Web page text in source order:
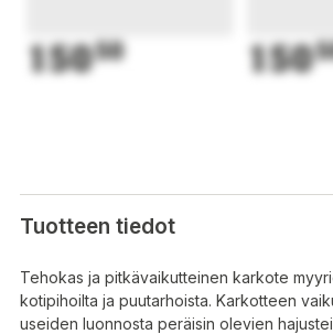
15050 150
Tuotteen tiedot
Tehokas ja pitkävaikutteinen karkote
kotipihoilta ja puutarhoista. Karkotteen
useiden luonnosta peräisin olevien